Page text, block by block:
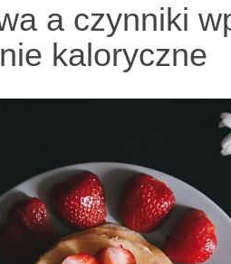
a czynniki
kaloryczne